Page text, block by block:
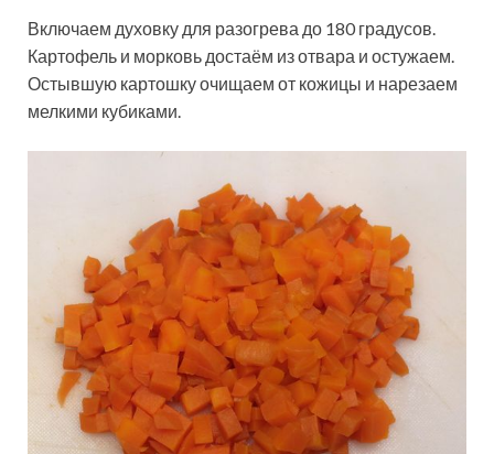
Включаем духовку для разогрева до 180 градусов.
Картофель и морковь достаём из отвара и остужаем.
Остывшую картошку очищаем от кожицы и нарезаем
мелкими кубиками.